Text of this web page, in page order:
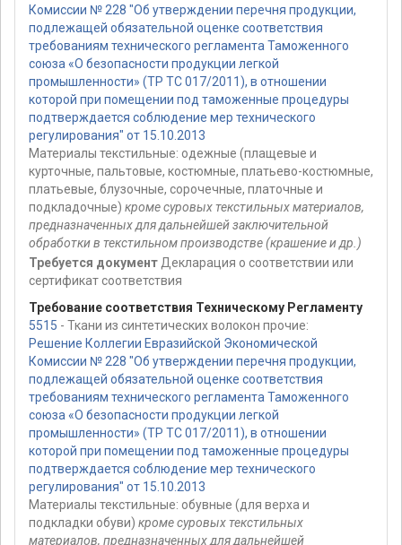
Комиссии № 228 "Об утверждении перечня продукции,
подлежащей обязательной оценке соответствия
требованиям технического регламента Таможенного
союза «О безопасности продукции легкой
промышленности» (ТР ТС 017/2011), в отношении
которой при помещении под таможенные процедуры
подтверждается соблюдение мер технического
регулирования" от 15.10.2013
Материалы текстильные: одежные (плащевые и
курточные, пальтовые, костюмные, платьево-костюмные,
платьевые, блузочные, сорочечные, платочные и
подкладочные) кроме суровых текстильных материалов,
предназначенных для дальнейшей заключительной
обработки в текстильном производстве (крашение и др.)
Требуется документ Декларация о соответствии или
сертификат соответствия
Требование соответствия Техническому Регламенту
5515 - Ткани из синтетических волокон прочие:
Решение Коллегии Евразийской Экономической
Комиссии № 228 "Об утверждении перечня продукции,
подлежащей обязательной оценке соответствия
требованиям технического регламента Таможенного
союза «О безопасности продукции легкой
промышленности» (ТР ТС 017/2011), в отношении
которой при помещении под таможенные процедуры
подтверждается соблюдение мер технического
регулирования" от 15.10.2013
Материалы текстильные: обувные (для верха и
подкладки обуви) кроме суровых текстильных
материалов, предназначенных для дальнейшей